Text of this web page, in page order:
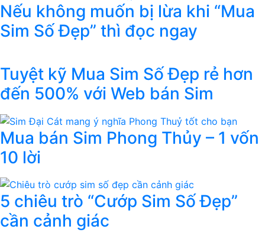
Nếu không muốn bị lừa khi “Mua
Sim Số Đẹp” thì đọc ngay
Tuyệt kỹ Mua Sim Số Đẹp rẻ hơn
đến 500% với Web bán Sim
Mua bán Sim Phong Thủy – 1 vốn
10 lời
5 chiêu trò “Cướp Sim Số Đẹp”
cần cảnh giác